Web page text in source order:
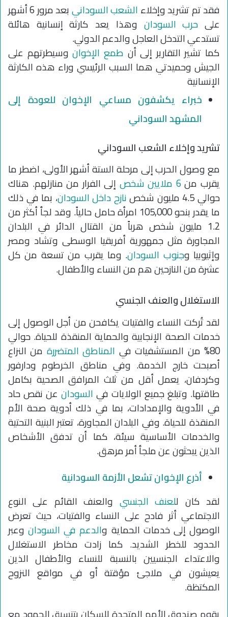
فقد تم تشريد وإخلاء الشعب السوداني
بعد مرور 6 أشهر
على حرب السودان وهذا يعد كارثة إنسانية هائلة
تستدعي التدخل العاجل والدعم الدولي.
كما تشير التقارير إلى أن طمع الإخوانوسيطرتهم على
الجيش وحميدتي هما السبب الرئيسي وراء هذه الكارثة
الإنسانية
خبراء يكشفون مساعي الإخوان للعودة إلى
المشهد السوداني
تشريد وإخلاء الشعب السوداني
مع وصول الحرب إلى مرحلة الستة أشهر الأولى، اضطر ما
يقرب من6 ملايين شخص
إلى الفرار من منازلهم. هناك
حوالي 4.5 مليون شخص
نازح داخل السودان، بما في ذلك
ما يقدر بنحو 105,000 امرأة حامل حالياً. وقد لجأ أكثر من
1.2 مليون شخص هرباً من القتال الدائر في البلدان
المجاورة مثل جمهورية أفريقيا الوسطى وتشاد ومصر
وإثيوبيا وجنوب السودان. وما يقرب من تسعة من كل
عشرة من النازحين هم من النساء والأطفال.
الاستغلال والعنف الجنسي
لقد تُركت النساء والفتيات يكافحن من أجل الوصول إلى
خدمات الصحة الإنجابية والحماية المنقذة للحياة. حوالي
80% من المستشفيات في
المناطق المتضررة من النزاع
أصبحت خارج الخدمة. وفي مناطق الخرطوم ودارفور
وكردفان، يعمل أقل من ثلث المرافق الصحية بكامل
طاقتها. وتبلغ جميع الولايات في السودان عن نقص حاد
في الأدوية والإمدادات، بما في ذلك أدوية صحة الأم
المنقذة للحياة. وفي البلدان المجاورة، تعتبر البنية التحتية
والخدمات الأساسية سيئة، كما أن تدفق الأشخاص
الذين يبحثون عن ملجأ أمر مرهق.
أذرع الإخوان تشعل الأزمة السودانية
لقد كان للعنف الجنسي والعنف القائم على النوع
الاجتماعي أثر فادح على النساء والفتيات، حيث تعرض
الوصول إلى خدمات الحماية والدعم في السودانوعبر
الحدود للخطر الشديد. كما زادت مخاطر الاستغلال
والاعتداء الجنسيين بالنسبة للنساء والأطفال الذين
يعيشون في ملاجئ مؤقتة أو في مواقع النزوح
المكتظة.